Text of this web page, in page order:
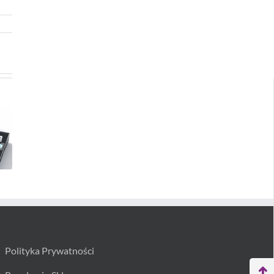
Polityka Prywatności